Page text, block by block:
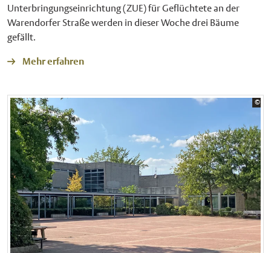
Unterbringungseinrichtung (ZUE) für Geflüchtete an der
Warendorfer Straße werden in dieser Woche drei Bäume
gefällt.
Mehr erfahren
©